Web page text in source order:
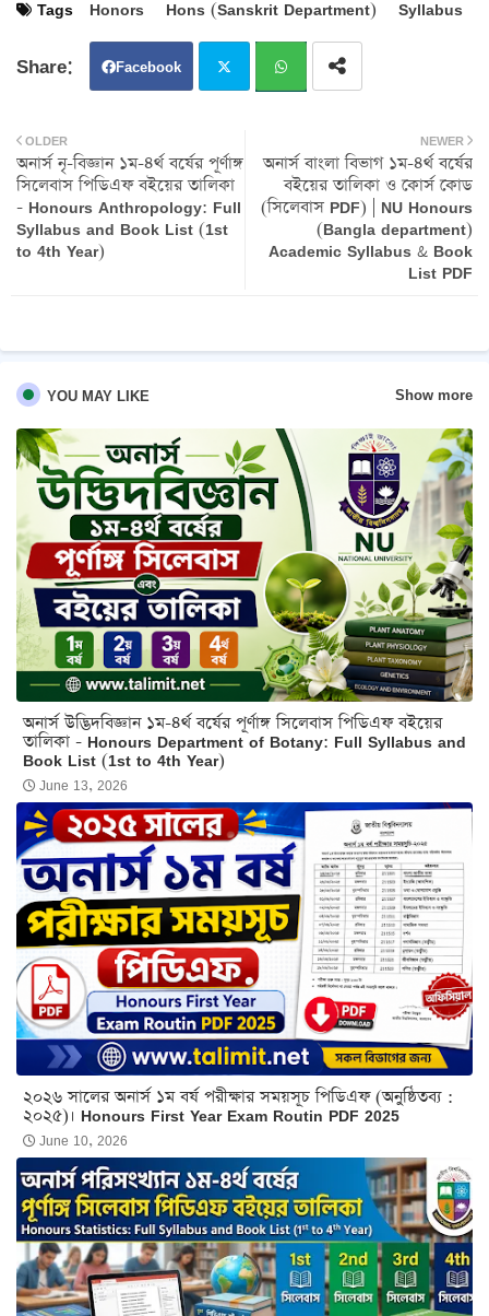
Tags Honors Hons (Sanskrit Department) Syllabus
Facebook
ter atsa
pp
NEWER
অনার্স বাংলা বিভাগ ১ম-৪র্থ বর্ষের
বইয়ের তালিকা ও কোর্স কোড
(সিলেবাস PDF) | NU Honours
(Bangla department)
Academic Syllabus & Book
List PDF
OLDER
অনার্স নৃ-বিজ্ঞান ১ম-৪র্থ বর্ষের পূর্ণাঙ্গ
সিলেবাস পিডিএফ বইয়ের তালিকা
- Honours Anthropology: Full
Syllabus and Book List (1st
to 4th Year)
YOU MAY LIKE Show more
অনার্স উদ্ভিদবিজ্ঞান ১ম-৪র্থ বর্ষের পূর্ণাঙ্গ সিলেবাস পিডিএফ বইয়ের
তালিকা - Honours Department of Botany: Full Syllabus and
Book List (1st to 4th Year)
June 13, 2026
২০২৬ সালের অনার্স ১ম বর্ষ পরীক্ষার সময়সূচ পিডিএফ (অনুষ্ঠিতব্য :
২০২৫)। Honours First Year Exam Routin PDF 2025
June 10, 2026